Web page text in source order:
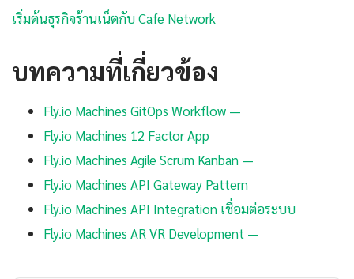
เริ่มต้นธุรกิจร้านเน็ตกับ Cafe Network
บทความที่เกี่ยวข้อง
Fly.io Machines GitOps Workflow —
Fly.io Machines 12 Factor App
Fly.io Machines Agile Scrum Kanban —
Fly.io Machines API Gateway Pattern
Fly.io Machines API Integration เชื่อมต่อระบบ
Fly.io Machines AR VR Development —